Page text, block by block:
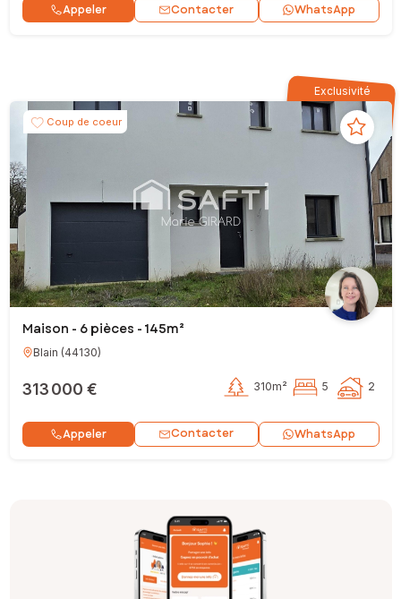
Appeler Contacter WhatsApp
Exclusivité
Coup de coeur
Maison - 6 pièces - 145m²
Blain (44130)
313 000 € 310m² 5 2
Appeler Contacter WhatsApp